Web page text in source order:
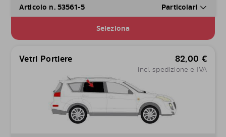
Articolo n. 53561-5 Particolari
Seleziona
Vetri Portiere 82,00 €
incl. spedizione e IVA